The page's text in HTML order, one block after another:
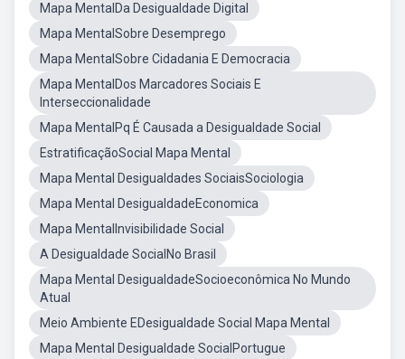
Mapa MentalDa Desigualdade Digital
Mapa MentalSobre Desemprego
Mapa MentalSobre Cidadania E Democracia
Mapa MentalDos Marcadores Sociais E
Interseccionalidade
Mapa MentalPq É Causada a Desigualdade Social
EstratificaçãoSocial Mapa Mental
Mapa Mental Desigualdades SociaisSociologia
Mapa Mental DesigualdadeEconomica
Mapa MentalInvisibilidade Social
A Desigualdade SocialNo Brasil
Mapa Mental DesigualdadeSocioeconômica No Mundo
Atual
Meio Ambiente EDesigualdade Social Mapa Mental
Mapa Mental Desigualdade SocialPortugue